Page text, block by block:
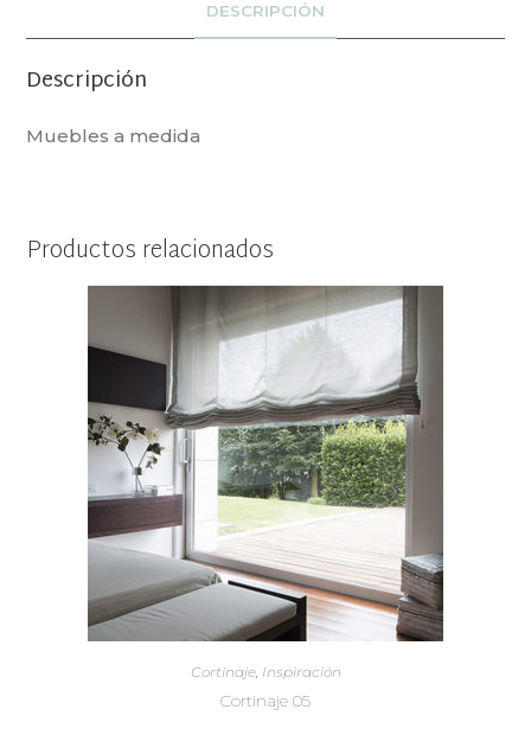
DESCRIPCIÓN
Descripción
Muebles a medida
Productos relacionados
Cortinaje, Inspiración
Cortinaje 05